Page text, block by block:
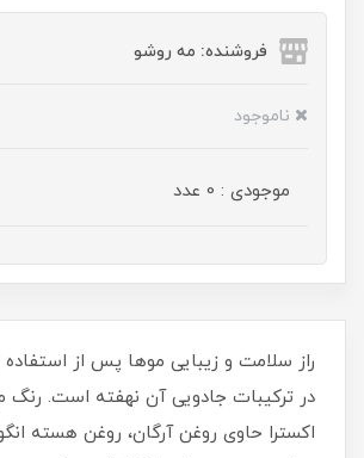
فروشنده: مه رو‌شو
ناموجود
موجودی : 0 عدد
راز سلامت و زیبایی موها پس از استفاده
در ترکیبات جادویی آن نهفته است. رنگ
اکسترا حاوی روغن آرگان، روغن هسته